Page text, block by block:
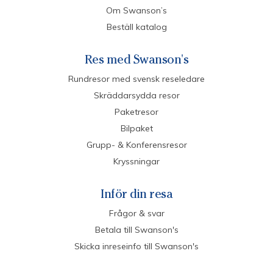
Om Swanson’s
Beställ katalog
Res med Swanson's
Rundresor med svensk reseledare
Skräddarsydda resor
Paketresor
Bilpaket
Grupp- & Konferensresor
Kryssningar
Inför din resa
Frågor & svar
Betala till Swanson's
Skicka inreseinfo till Swanson's